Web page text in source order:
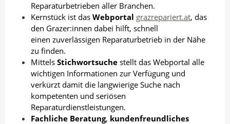
Reparaturbetrieben aller Branchen.
Kernstück ist das Webportal grazrepariert.at, das
den Grazer:innen dabei hilft, schnell
einen zuverlässigen Reparaturbetrieb in der Nähe
zu finden.
Mittels Stichwortsuche stellt das Webportal alle
wichtigen Informationen zur Verfügung und
verkürzt damit die langwierige Suche nach
kompetenten und seriösen
Reparaturdienstleistungen.
Fachliche Beratung, kundenfreundliches